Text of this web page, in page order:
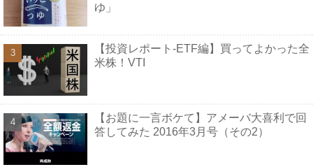
ゆ」
【投資レポート-ETF編】買ってよかった全
米株！VTI
【お題に一言ボケて】アメーバ大喜利で回
答してみた 2016年3月号（その2）